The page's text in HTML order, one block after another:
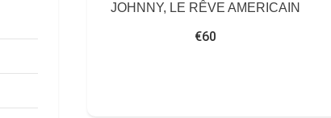
JOHNNY, LE RÊVE AMERICAIN
€60